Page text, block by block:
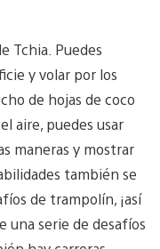
Tchia. Puedes
y volar por los
de hojas de coco
aire, puedes usar
maneras y mostrar
también se
de trampolín, ¡así
una serie de desafíos